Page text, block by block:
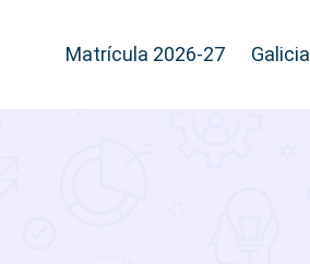
Matrícula 2026-27 Galicia